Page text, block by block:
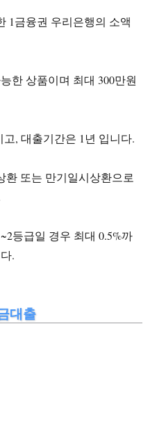
1금융권 우리은행의 소액
한 상품이며 최대 300만원
, 대출기간은 1년 입니다.
환 또는 만기일시상환으로
등급일 경우 최대 0.5%까
.
대출